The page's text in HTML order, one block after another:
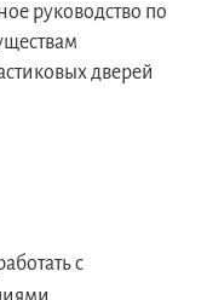
руководство по
дверей
с